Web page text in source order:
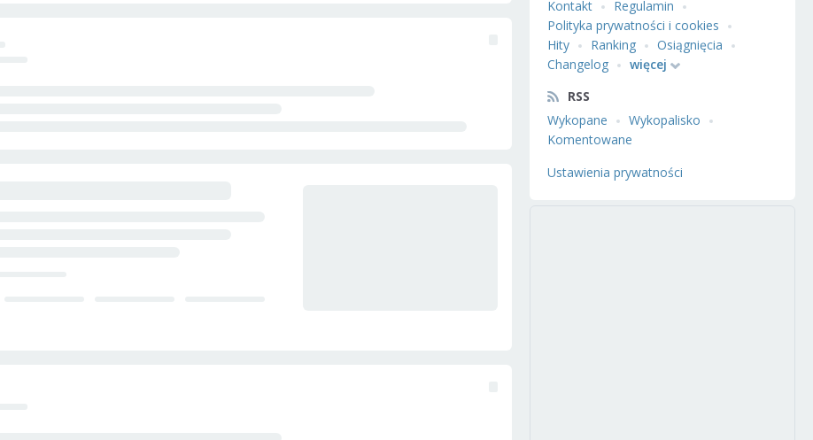
Kontakt
Regulamin
Polityka prywatności i cookies
Hity
Ranking
Osiągnięcia
Changelog
więcej
RSS
Wykopane
Wykopalisko
Komentowane
Ustawienia prywatności